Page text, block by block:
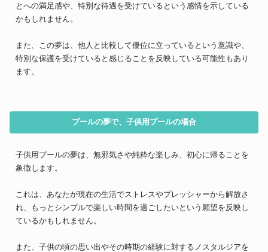
とへの満足感や、特別な待遇を受けているという感情を示している
かもしれません。
また、この夢は、他人と比較して優位に立っているという意識や、
特別な保護を受けていると感じることを反映している可能性もあり
ます。
プールの夢で、子供用プールの場合
子供用プールの夢は、無邪気さや純粋な楽しみ、初心に帰ることを
象徴します。
これは、あなたが現在の生活でストレスやプレッシャーから解放さ
れ、もっとシンプルで楽しい時間を過ごしたいという願望を反映し
ているかもしれません。
また、子供の頃の思い出やその時期の経験に対するノスタルジアを